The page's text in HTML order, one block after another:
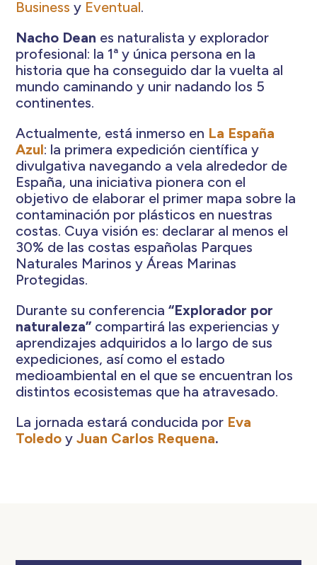
Business y Eventual.
Nacho Dean es naturalista y explorador
profesional: la 1ª y única persona en la
historia que ha conseguido dar la vuelta al
mundo caminando y unir nadando los 5
continentes.
Actualmente, está inmerso en La España
Azul: la primera expedición científica y
divulgativa navegando a vela alrededor de
España, una iniciativa pionera con el
objetivo de elaborar el primer mapa sobre la
contaminación por plásticos en nuestras
costas. Cuya visión es: declarar al menos el
30% de las costas españolas Parques
Naturales Marinos y Áreas Marinas
Protegidas.
Durante su conferencia “Explorador por
naturaleza” compartirá las experiencias y
aprendizajes adquiridos a lo largo de sus
expediciones, así como el estado
medioambiental en el que se encuentran los
distintos ecosistemas que ha atravesado.
La jornada estará conducida por Eva
Toledo yJuan Carlos Requena.